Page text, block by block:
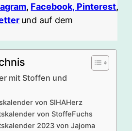
, Facebook, Pinterest,
und auf dem
mit Stoffen und
von SIHAHerz
von StoffeFuchs
2023 von Jajoma